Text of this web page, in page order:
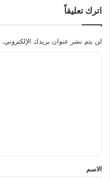
اترك تعليقاً
لن يتم نشر عنوان بريدك الإلكتروني.
*
الاسم